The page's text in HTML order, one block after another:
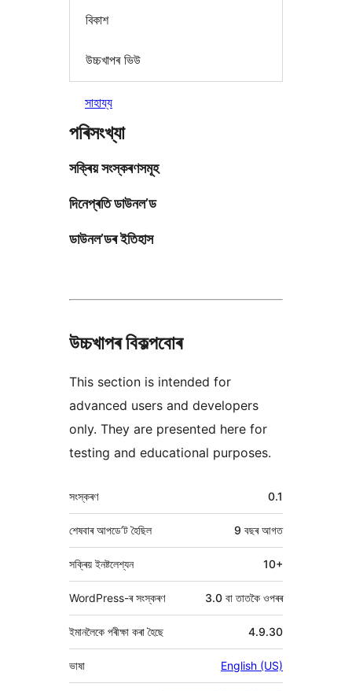
বিকাশ
উচ্চখাপৰ ভিউ
সাহায্য
পৰিসংখ্যা
সক্ৰিয় সংস্কৰণসমূহ
দিনেপ্ৰতি ডাউনল’ড
ডাউনল’ডৰ ইতিহাস
উচ্চখাপৰ বিকল্পবোৰ
This section is intended for
advanced users and developers
only. They are presented here for
testing and educational purposes.
মেটা 0.1
সংস্কৰণ
9 বছৰআগত
শেষবাৰ আপডে’ট হৈছিল
সক্ৰিয় ইনষ্টলেশ্যন 10+
WordPress-ৰ সংস্কৰণ 3.0 বা তাতকৈ ওপৰৰ
ইমানলৈকে পৰীক্ষা কৰা হৈছে 4.9.30
ভাষা English (US)